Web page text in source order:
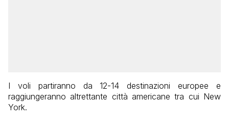
I voli partiranno da 12-14 destinazioni europee e
raggiungeranno altrettante città americane tra cui New
York.